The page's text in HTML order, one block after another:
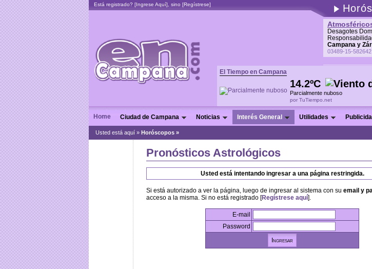
Está registrado? [Ingrese Aquí], sino [Regístrese]
Desagotes
Campana y
03489-15-
El Tiempo en Campana
14.2ºC
Parcialmente nuboso
por TuTiempo.net
Home Ciudad de Campana Noticias Interés General Utilidades
Usted está aquí » Horóscopos »
Pronósticos Astrológicos
Usted está intentando ingresar a una página restringida.
Si está autorizado a ver la página, luego de ingresar al sistema con su email y
acceso a la misma. Si no está registrado [Regístrese aquí].
E-mail
Password